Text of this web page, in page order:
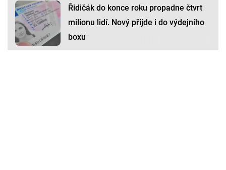
Řidičák do konce roku propadne čtvrt
milionu lidí. Nový přijde i do výdejního
boxu